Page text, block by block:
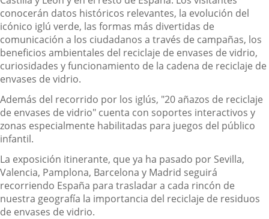
conocerán datos históricos relevantes, la evolución del
icónico iglú verde, las formas más divertidas de
comunicación a los ciudadanos a través de campañas, los
beneficios ambientales del reciclaje de envases de vidrio,
curiosidades y funcionamiento de la cadena de reciclaje de
envases de vidrio.
Además del recorrido por los iglús, "20 añazos de reciclaje
de envases de vidrio" cuenta con soportes interactivos y
zonas especialmente habilitadas para juegos del público
infantil.
La exposición itinerante, que ya ha pasado por Sevilla,
Valencia, Pamplona, Barcelona y Madrid seguirá
recorriendo España para trasladar a cada rincón de
nuestra geografía la importancia del reciclaje de residuos
de envases de vidrio.